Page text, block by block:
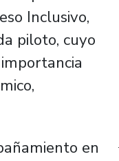
Inclusivo,
piloto, cuyo
en